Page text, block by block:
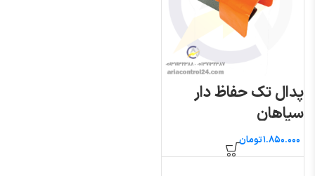
پدال تک حفاظ دار
سپاهان
تومان